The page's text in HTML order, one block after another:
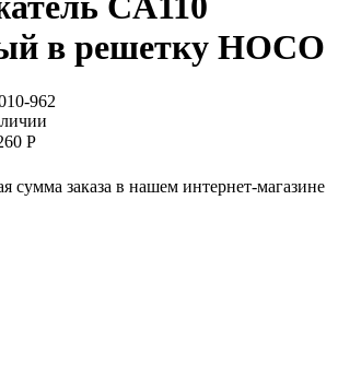
в решетку HOCO
962
Р
сумма заказа в нашем интернет-магазине